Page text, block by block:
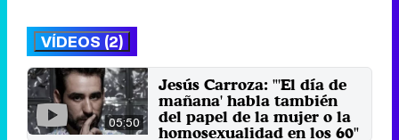
VÍDEOS (2)
05:50
Jesús Carroza: "'El día de
mañana' habla también
del papel de la mujer o la
homosexualidad en los 60"